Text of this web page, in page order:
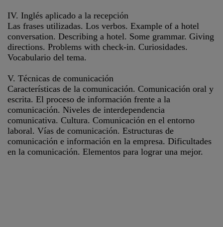
IV. Inglés aplicado a la recepción
Las frases utilizadas. Los verbos. Example of a hotel
conversation. Describing a hotel. Some grammar. Giving
directions. Problems with check-in. Curiosidades.
Vocabulario del tema.
V. Técnicas de comunicación
Características de la comunicación. Comunicación oral y
escrita. El proceso de información frente a la
comunicación. Niveles de interdependencia
comunicativa. Cultura. Comunicación en el entorno
laboral. Vías de comunicación. Estructuras de
comunicación e información en la empresa. Dificultades
en la comunicación. Elementos para lograr una mejor.